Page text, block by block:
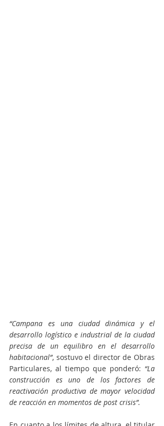
“Campana es una ciudad dinámica y el
desarrollo logístico e industrial de la ciudad
precisa de un equilibro en el desarrollo
habitacional”, sostuvo el director de Obras
Particulares, al tiempo que ponderó: “La
construcción es uno de los factores de
reactivación productiva de mayor velocidad
de reacción en momentos de post crisis”.